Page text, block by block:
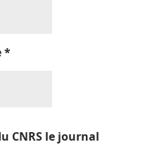
*
CNRS le journal